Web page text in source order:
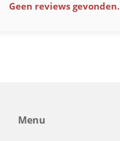
Geen reviews gevonden.
Menu